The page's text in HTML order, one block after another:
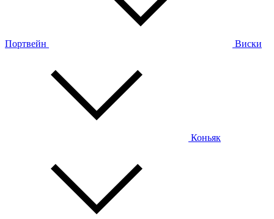
Портвейн Виски
Коньяк